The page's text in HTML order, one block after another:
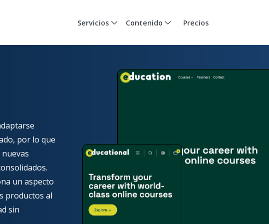
Servicios Contenido Precios
por lo que
un aspecto
productos al
sin